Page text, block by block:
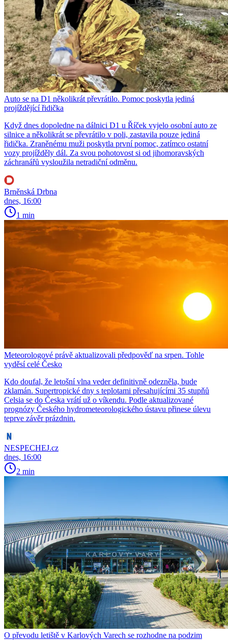
Auto se na D1 několikrát převrátilo. Pomoc poskytla jediná
projíždějící řidička
Když dnes dopoledne na dálnici D1 u Říček vyjelo osobní auto ze
silnice a několikrát se převrátilo v poli, zastavila pouze jediná
řidička. Zraněnému muži poskytla první pomoc, zatímco ostatní
vozy projížděly dál. Za svou pohotovost si od jihomoravských
záchranářů vysloužila netradiční odměnu.
Brněnská Drbna
dnes, 16:00
1 min
Meteorologové právě aktualizovali předpověď na srpen. Tohle
vyděsí celé Česko
Kdo doufal, že letošní vlna veder definitivně odezněla, bude
zklamán. Supertropické dny s teplotami přesahujícími 35 stupňů
Celsia se do Česka vrátí už o víkendu. Podle aktualizované
prognózy Českého hydrometeorologického ústavu přinese úlevu
teprve závěr prázdnin.
NESPECHEJ.cz
dnes, 16:00
2 min
O převodu letiště v Karlových Varech se rozhodne na podzim